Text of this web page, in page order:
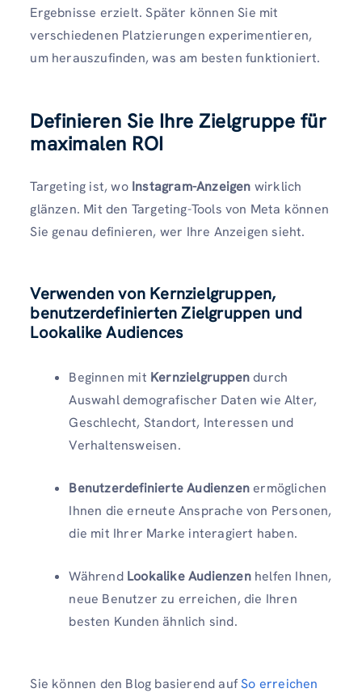
Ergebnisse erzielt. Später können Sie mit
verschiedenen Platzierungen experimentieren,
um herauszufinden, was am besten funktioniert.
Definieren Sie Ihre Zielgruppe für
maximalen ROI
Targeting ist, wo Instagram-Anzeigen wirklich
glänzen. Mit den Targeting-Tools von Meta können
Sie genau definieren, wer Ihre Anzeigen sieht.
Verwenden von Kernzielgruppen,
benutzerdefinierten Zielgruppen und
Lookalike Audiences
Beginnen mit Kernzielgruppendurch
Auswahl demografischer Daten wie Alter,
Geschlecht, Standort, Interessen und
Verhaltensweisen.
Benutzerdefinierte Audienzenermöglichen
Ihnen die erneute Ansprache von Personen,
die mit Ihrer Marke interagiert haben.
Während Lookalike Audienzenhelfen Ihnen,
neue Benutzer zu erreichen, die Ihren
besten Kunden ähnlich sind.
Sie können den Blog basierend aufSo erreichen